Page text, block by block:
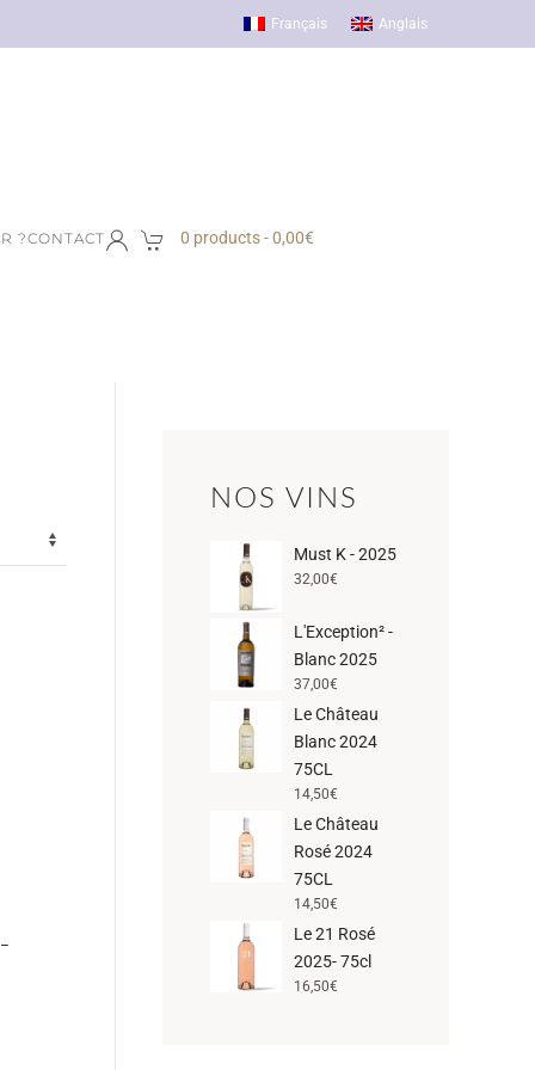
Français Anglais
?CONTACT 0 products -0,00€
NOS VINS
Must K - 2025
32,00€
L'Exception² -
Blanc 2025
37,00€
Le Château
Blanc 2024
75CL
14,50€
Le Château
Rosé 2024
75CL
14,50€
Le 21 Rosé
2025- 75cl
16,50€